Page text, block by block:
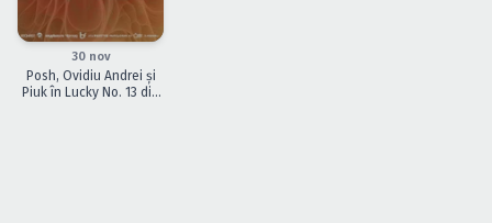
Caută în site...
ÎNCHEIAT30 nov
Posh, Ovidiu Andrei şi
Piuk în Lucky No. 13 din